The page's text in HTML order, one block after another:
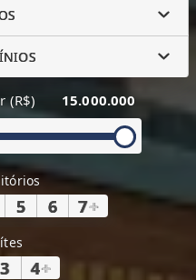
(R$) 15.000.000
5 6 7+
3 4+